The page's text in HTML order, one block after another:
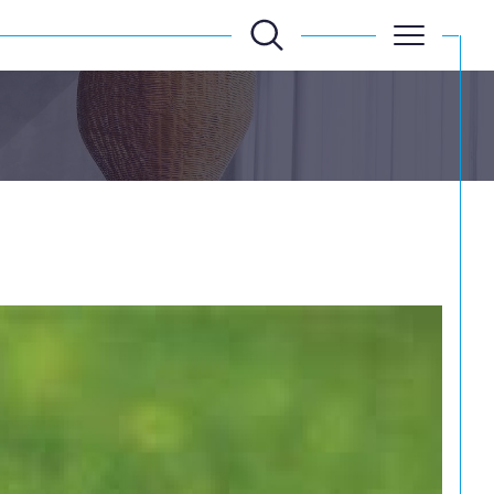
Filtrer